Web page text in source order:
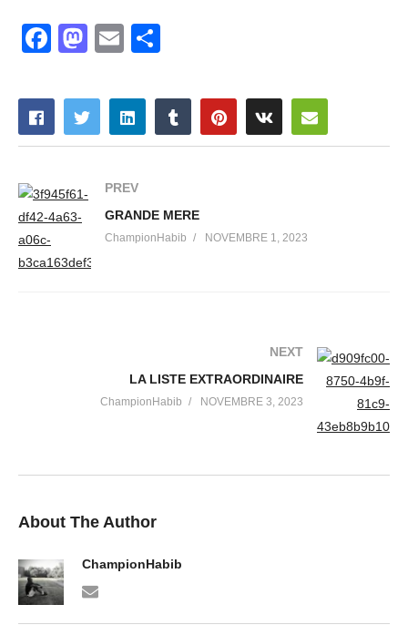
Facebook
Mastodon
Email
PREV
GRANDE MERE
ChampionHabib NOVEMBRE 1, 2023
NEXT
LA LISTE EXTRAORDINAIRE
ChampionHabib NOVEMBRE 3, 2023
About The Author
ChampionHabib